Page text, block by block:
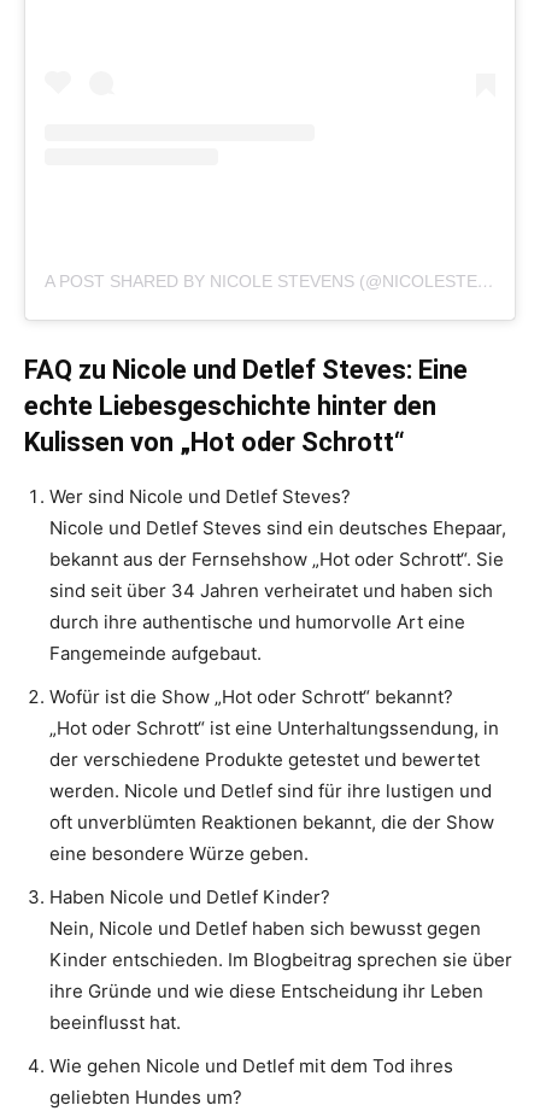
A POST SHARED BY NICOLE STEVENS (@NICOLESTEVENS160)
FAQ zu Nicole und Detlef Steves: Eine
echte Liebesgeschichte hinter den
Kulissen von „Hot oder Schrott“
Wer sind Nicole und Detlef Steves?
Nicole und Detlef Steves sind ein deutsches Ehepaar,
bekannt aus der Fernsehshow „Hot oder Schrott“. Sie
sind seit über 34 Jahren verheiratet und haben sich
durch ihre authentische und humorvolle Art eine
Fangemeinde aufgebaut.
Wofür ist die Show „Hot oder Schrott“ bekannt?
„Hot oder Schrott“ ist eine Unterhaltungssendung, in
der verschiedene Produkte getestet und bewertet
werden. Nicole und Detlef sind für ihre lustigen und
oft unverblümten Reaktionen bekannt, die der Show
eine besondere Würze geben.
Haben Nicole und Detlef Kinder?
Nein, Nicole und Detlef haben sich bewusst gegen
Kinder entschieden. Im Blogbeitrag sprechen sie über
ihre Gründe und wie diese Entscheidung ihr Leben
beeinflusst hat.
Wie gehen Nicole und Detlef mit dem Tod ihres
geliebten Hundes um?